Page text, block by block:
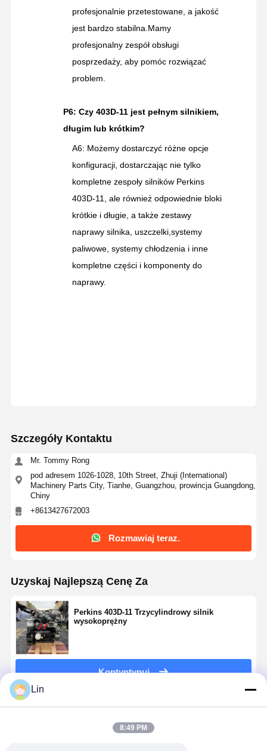
profesjonalnie przetestowane, a jakość
jest bardzo stabilna.Mamy
profesjonalny zespół obsługi
posprzedaży, aby pomóc rozwiązać
problem.
P6: Czy 403D-11 jest pełnym silnikiem,
długim lub krótkim?
A6: Możemy dostarczyć różne opcje
konfiguracji, dostarczając nie tylko
kompletne zespoły silników Perkins
403D-11, ale również odpowiednie bloki
krótkie i długie, a także zestawy
naprawy silnika, uszczelki,systemy
paliwowe, systemy chłodzenia i inne
kompletne części i komponenty do
naprawy.
Szczegóły Kontaktu
Mr. Tommy Rong
pod adresem 1026-1028, 10th Street, Zhuji (International)
Machinery Parts City, Tianhe, Guangzhou, prowincja Guangdong,
Chiny
+8613427672003
Rozmawiaj teraz.
Uzyskaj Najlepszą Cenę Za
Perkins 403D-11 Trzycylindrowy silnik
wysokoprężny
Kontyntynuj
Lin
8:49 PM